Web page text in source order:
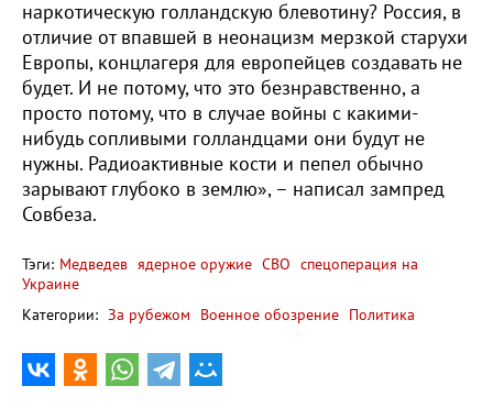
наркотическую голландскую блевотину? Россия, в
отличие от впавшей в неонацизм мерзкой старухи
Европы, концлагеря для европейцев создавать не
будет. И не потому, что это безнравственно, а
просто потому, что в случае войны с какими-
нибудь сопливыми голландцами они будут не
нужны. Радиоактивные кости и пепел обычно
зарывают глубоко в землю», – написал зампред
Совбеза.
Тэги: Медведев ядерное оружие СВО спецоперация на
Украине
Категории: За рубежом Военное обозрение Политика